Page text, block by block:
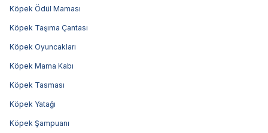
Köpek Ödül Maması
Köpek Taşıma Çantası
Köpek Oyuncakları
Köpek Mama Kabı
Köpek Tasması
Köpek Yatağı
Köpek Şampuanı